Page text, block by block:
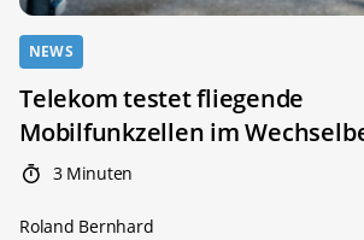
NEWS
Telekom testet fliegende
Mobilfunkzellen im
3 Minuten
Roland Bernhard